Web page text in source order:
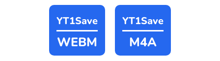
YT1Save
WEBM
YT1Save
M4A